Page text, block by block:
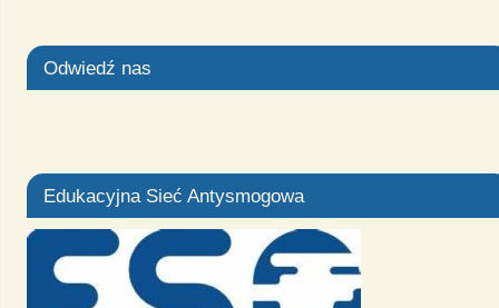
Odwiedź nas
Edukacyjna Sieć Antysmogowa